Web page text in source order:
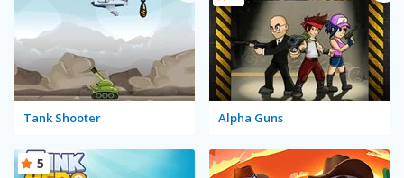
Tank Shooter Alpha Guns
5